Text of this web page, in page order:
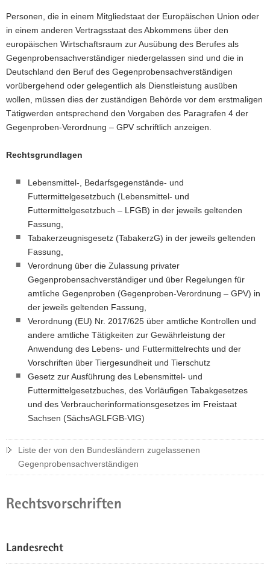
Personen, die in einem Mitgliedstaat der Europäischen Union oder
in einem anderen Vertragsstaat des Abkommens über den
europäischen Wirtschaftsraum zur Ausübung des Berufes als
Gegenprobensachverständiger niedergelassen sind und die in
Deutschland den Beruf des Gegenprobensachverständigen
vorübergehend oder gelegentlich als Dienstleistung ausüben
wollen, müssen dies der zuständigen Behörde vor dem erstmaligen
Tätigwerden entsprechend den Vorgaben des Paragrafen 4 der
Gegenproben-Verordnung – GPV schriftlich anzeigen.
Rechtsgrundlagen
Lebensmittel-, Bedarfsgegenstände- und
Futtermittelgesetzbuch (Lebensmittel- und
Futtermittelgesetzbuch – LFGB) in der jeweils geltenden
Fassung,
Tabakerzeugnisgesetz (TabakerzG) in der jeweils geltenden
Fassung,
Verordnung über die Zulassung privater
Gegenprobensachverständiger und über Regelungen für
amtliche Gegenproben (Gegenproben-Verordnung – GPV) in
der jeweils geltenden Fassung,
Verordnung (EU) Nr. 2017/625 über amtliche Kontrollen und
andere amtliche Tätigkeiten zur Gewährleistung der
Anwendung des Lebens- und Futtermittelrechts und der
Vorschriften über Tiergesundheit und Tierschutz
Gesetz zur Ausführung des Lebensmittel- und
Futtermittelgesetzbuches, des Vorläufigen Tabakgesetzes
und des Verbraucherinformationsgesetzes im Freistaat
Sachsen (SächsAGLFGB-VIG)
Liste der von den Bundesländern zugelassenen
Gegenprobensachverständigen
Rechtsvorschriften
Landesrecht